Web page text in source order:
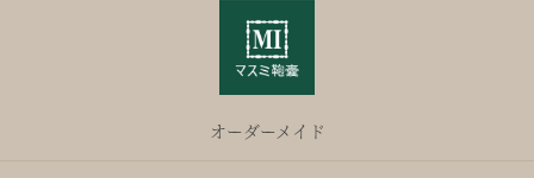
オーダーメイド